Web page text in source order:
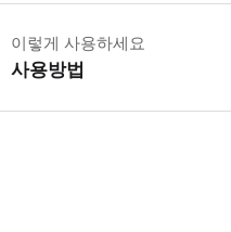
이 규정 - 3세 미만 어린이는 무료
이렇게 사용하세요
사용방법